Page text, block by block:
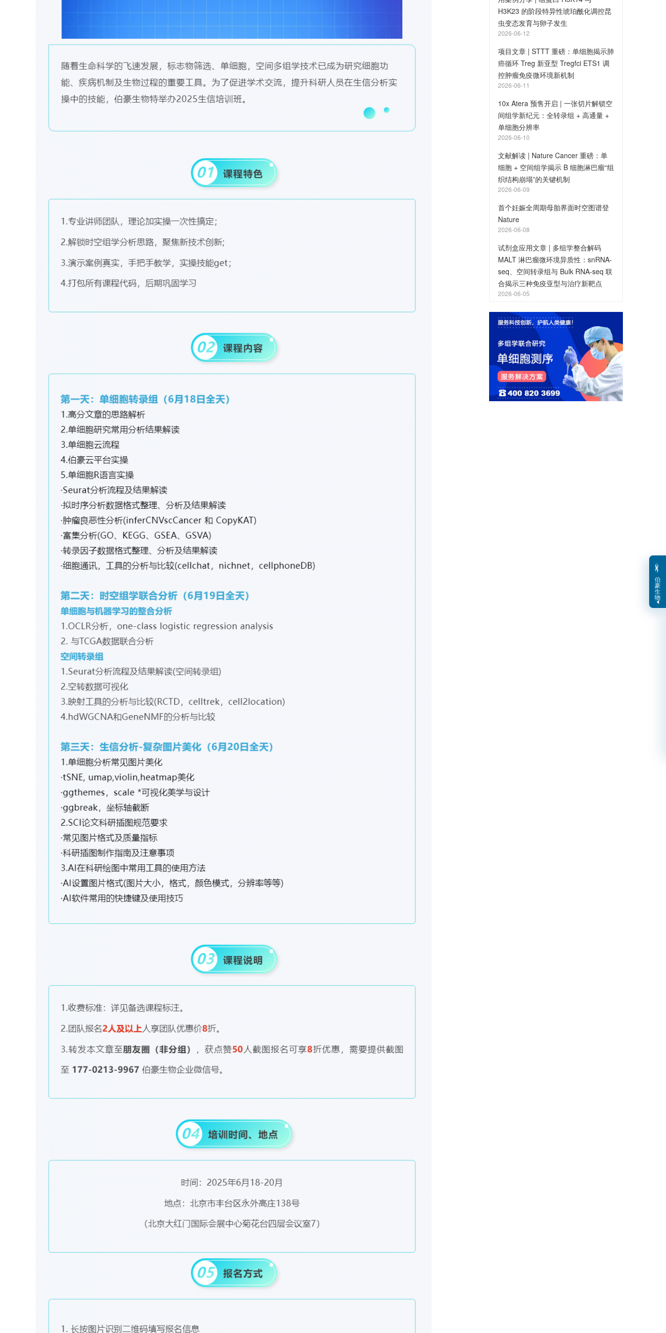
H3K23 的阶段特异性琥珀酰化调控昆
虫变态发育与卵子发生
2026-06-12
项目文章 | STTT 重磅：单细胞揭示肺
癌循环 Treg 新亚型 Tregfci ETS1 调
控肿瘤免疫微环境新机制
2026-06-11
10x Atera 预售开启 | 一张切片解锁空
间组学新纪元：全转录组 + 高通量 +
单细胞分辨率
2026-06-10
文献解读 | Nature Cancer 重磅：单
细胞 + 空间组学揭示 B 细胞淋巴瘤“组
织结构崩塌”的关键机制
2026-06-09
首个妊娠全周期母胎界面时空图谱登
Nature
2026-06-08
试剂盒应用文章 | 多组学整合解码
MALT 淋巴瘤微环境异质性：snRNA-
seq、空间转录组与 Bulk RNA-seq 联
合揭示三种免疫亚型与治疗新靶点
2026-06-05
伯
豪
生
物